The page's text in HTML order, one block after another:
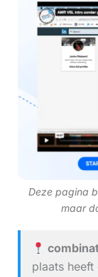
Deze pagina
maar
plaats